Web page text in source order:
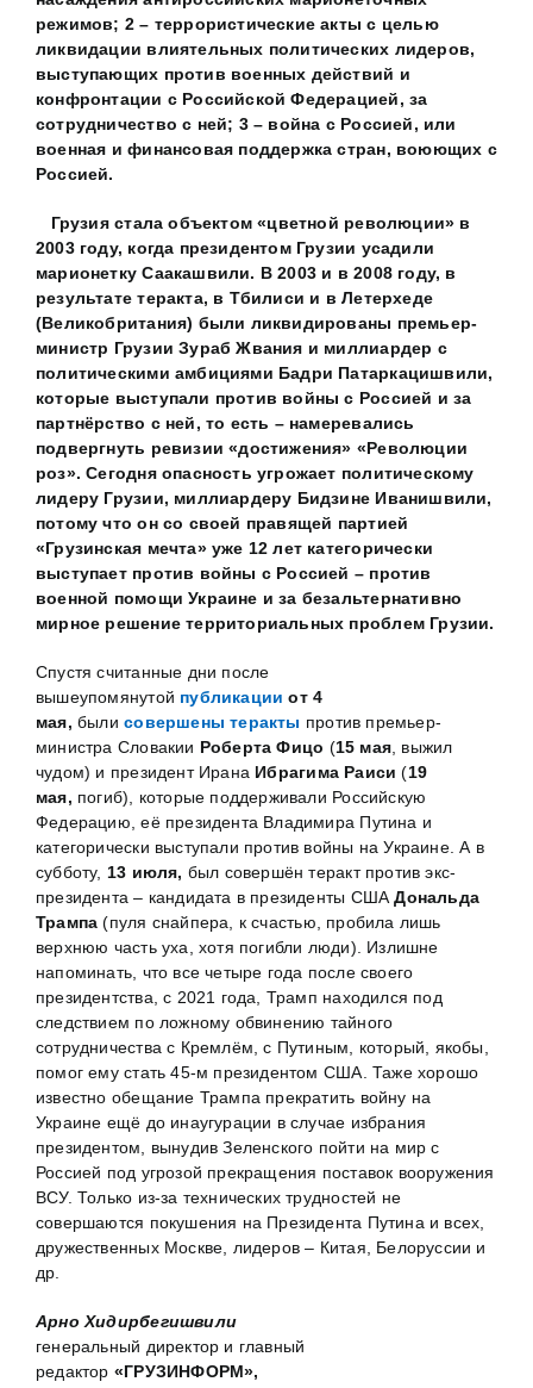
режимов; 2 – террористические акты с целью
ликвидации влиятельных политических лидеров,
выступающих против военных действий и
конфронтации с Российской Федерацией, за
сотрудничество с ней; 3 – война с Россией, или
военная и финансовая поддержка стран, воюющих с
Россией.
Грузия стала объектом «цветной революции» в
2003 году, когда президентом Грузии усадили
марионетку Саакашвили. В 2003 и в 2008 году, в
результате теракта, в Тбилиси и в Летерхеде
(Великобритания) были ликвидированы премьер-
министр Грузии Зураб Жвания и миллиардер с
политическими амбициями Бадри Патаркацишвили,
которые выступали против войны с Россией и за
партнёрство с ней, то есть – намеревались
подвергнуть ревизии «достижения» «Революции
роз». Сегодня опасность угрожает политическому
лидеру Грузии, миллиардеру Бидзине Иванишвили,
потому что он со своей правящей партией
«Грузинская мечта» уже 12 лет категорически
выступает против войны с Россией – против
военной помощи Украине и за безальтернативно
мирное решение территориальных проблем Грузии.
Спустя считанные дни после
вышеупомянутой публикации от 4
мая,былисовершены теракты против премьер-
министра Словакии Роберта Фицо (15 мая, выжил
чудом) и президент Ирана Ибрагима Раиси (19
мая, погиб), которые поддерживали Российскую
Федерацию, её президента Владимира Путина и
категорически выступали против войны на Украине. А в
субботу, 13 июля, был совершён теракт против экс-
президента – кандидата в президенты СШАДональда
Трампа(пуля снайпера, к счастью, пробила лишь
верхнюю часть уха, хотя погибли люди). Излишне
напоминать, что все четыре года после своего
президентства, с 2021 года, Трамп находился под
следствием по ложному обвинению тайного
сотрудничества с Кремлём, с Путиным, который, якобы,
помог ему стать 45-м президентом США. Таже хорошо
известно обещание Трампа прекратить войну на
Украине ещё до инаугурации в случае избрания
президентом, вынудив Зеленского пойти на мир с
Россией под угрозой прекращения поставок вооружения
ВСУ. Только из-за технических трудностей не
совершаются покушения на Президента Путина и всех,
дружественных Москве, лидеров – Китая, Белоруссии и
др.
Арно Хидирбегишвили
генеральный директор и главный
редактор «ГРУЗИНФОРМ»,